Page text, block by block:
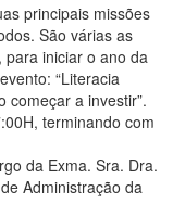
principais missões
São várias as
iniciar o ano da
“Literacia
começar a investir”.
terminando com
da Exma. Sra. Dra.
Administração da